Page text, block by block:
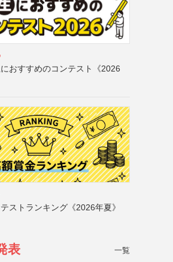
おすすめのコンテスト《2026
ストランキング《2026年夏》
表 一覧